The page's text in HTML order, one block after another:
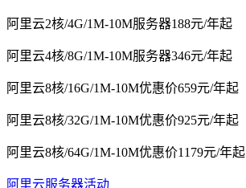
阿里云2核/4G/1M-10M服务器188元/年起
阿里云4核/8G/1M-10M服务器346元/年起
阿里云8核/16G/1M-10M优惠价659元/年起
阿里云8核/32G/1M-10M优惠价925元/年起
阿里云8核/64G/1M-10M优惠价1179元/年起
阿里云服务器活动